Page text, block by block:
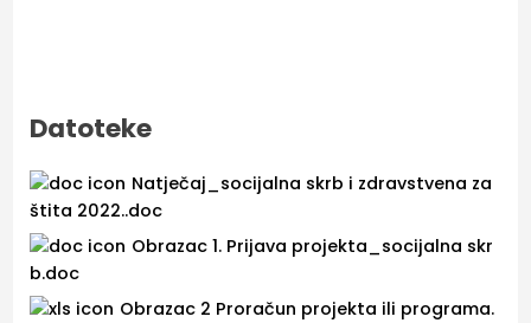
Datoteke
Natječaj_socijalna skrb i zdravstvena za
štita 2022..doc
Obrazac 1. Prijava projekta_socijalna skr
b.doc
Obrazac 2 Proračun projekta ili programa.